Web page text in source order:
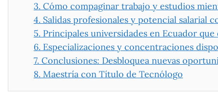
3. Cómo compaginar trabajo y estudios
4. Salidas profesionales y potencial salarial
5. Principales universidades en Ecuador
6. Especializaciones y concentraciones
7. Conclusiones: Desbloquea nuevas
8. Maestría con Título de Tecnólogo